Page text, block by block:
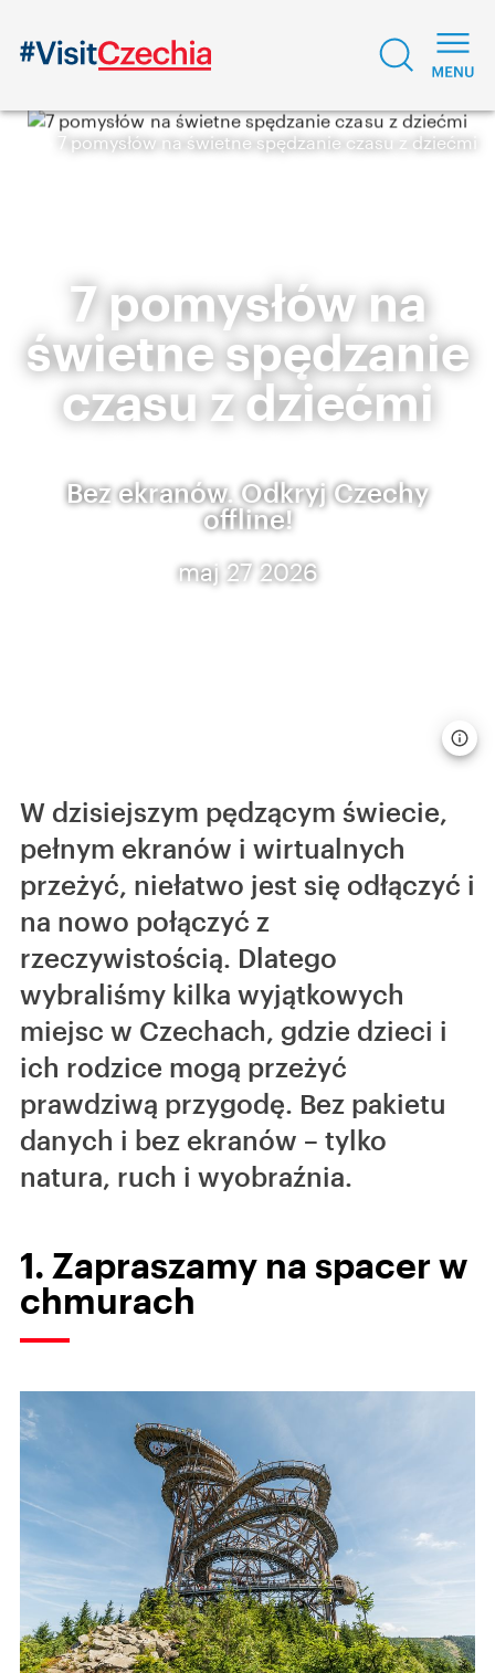
7 pomysłów na świetne spędzanie czasu z dziećmi
7 pomysłów na
świetne spędzanie
czasu z dziećmi
Bez ekranów. Odkryj Czechy
offline!
maj 27 2026
W dzisiejszym pędzącym świecie,
pełnym ekranów i wirtualnych
przeżyć, niełatwo jest się odłączyć i
na nowo połączyć z
rzeczywistością. Dlatego
wybraliśmy kilka wyjątkowych
miejsc w Czechach, gdzie dzieci i
ich rodzice mogą przeżyć
prawdziwą przygodę. Bez pakietu
danych i bez ekranów – tylko
natura, ruch i wyobraźnia.
1. Zapraszamy na spacer w
chmurach